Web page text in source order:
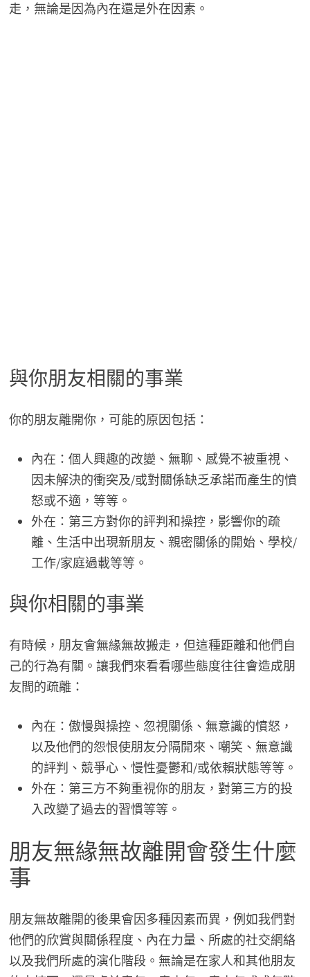
走，無論是因為內在還是外在因素。
與你朋友相關的事業
你的朋友離開你，可能的原因包括：
內在：個人興趣的改變、無聊、感覺不被重視、
因未解決的衝突及/或對關係缺乏承諾而產生的憤
怒或不適，等等。
外在：第三方對你的評判和操控，影響你的疏
離、生活中出現新朋友、親密關係的開始、學校/
工作/家庭過載等等。
與你相關的事業
有時候，朋友會無緣無故搬走，但這種距離和他們自
己的行為有關。讓我們來看看哪些態度往往會造成朋
友間的疏離：
內在：傲慢與操控、忽視關係、無意識的憤怒，
以及他們的怨恨使朋友分隔開來、嘲笑、無意識
的評判、競爭心、慢性憂鬱和/或依賴狀態等等。
外在：第三方不夠重視你的朋友，對第三方的投
入改變了過去的習慣等等。
朋友無緣無故離開會發生什麼
事
朋友無故離開的後果會因多種因素而異，例如我們對
他們的欣賞與關係程度、內在力量、所處的社交網絡
以及我們所處的演化階段。無論是在家人和其他朋友